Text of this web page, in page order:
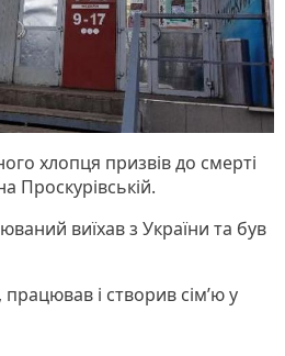
хлопця призвів до смерті
Проскурівській.
виїхав з України та був
і створив сім’ю у